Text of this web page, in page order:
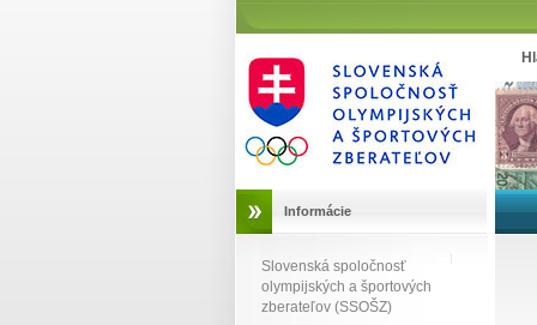
Informácie
Slovenská spoločnosť
olympijských a športových
zberateľov (SSOŠZ)